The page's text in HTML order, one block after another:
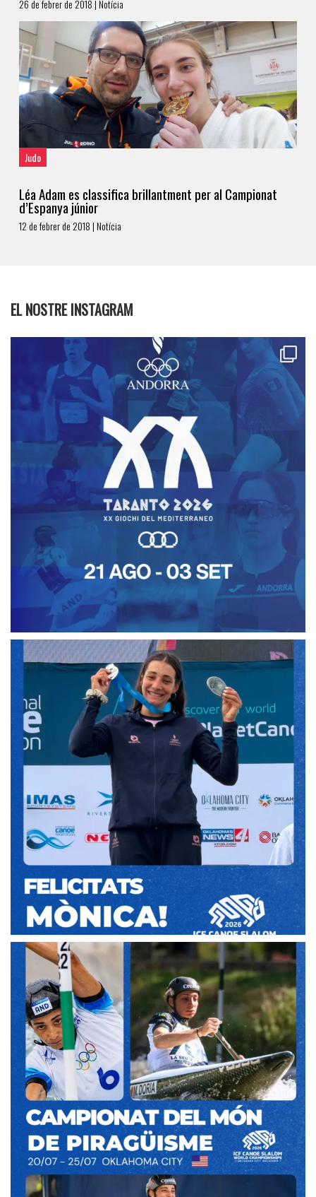
26 de febrer de 2018 | Notícia
Judo
Léa Adam es classifica brillantment per al Campionat
d’Espanya júnior
12 de febrer de 2018 | Notícia
EL NOSTRE INSTAGRAM